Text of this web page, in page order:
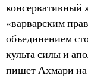
консервативный
«варварским
объединением
культа силы и
пишет Ахмари